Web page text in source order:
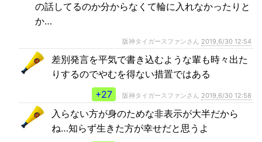
の話してるのか分からなくて輪に入れなかったりと
か…
阪神タイガースファンさん 2019,6/30 12:54
差別発言を平気で書き込むような輩も時々出た
りするのでやむを得ない措置ではある
+27
阪神タイガースファンさん 2019,6/30 12:58
入らない方が身のためな非表示が大半だから
ね…知らず生きた方が幸せだと思うよ